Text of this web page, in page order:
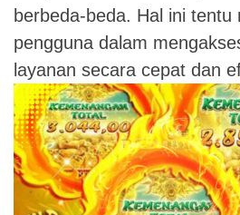
berbeda-beda. Hal ini tentu
pengguna dalam
layanan secara cepat dan